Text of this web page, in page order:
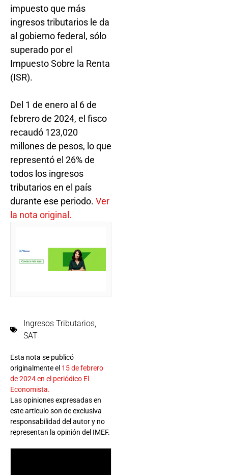
impuesto que más
ingresos tributarios le da
al gobierno federal, sólo
superado por el
Impuesto Sobre la Renta
(ISR).
Del 1 de enero al 6 de
febrero de 2024, el fisco
recaudó 123,020
millones de pesos, lo que
representó el 26% de
todos los ingresos
tributarios en el país
durante ese periodo. Ver
la nota original.
Ingresos Tributarios,
SAT
Esta nota se publicó
originalmente el 15 de febrero
de 2024 en el periódico El
Economista.
Las opiniones expresadas en
este artículo son de exclusiva
responsabilidad del autor y no
representan la opinión del IMEF.